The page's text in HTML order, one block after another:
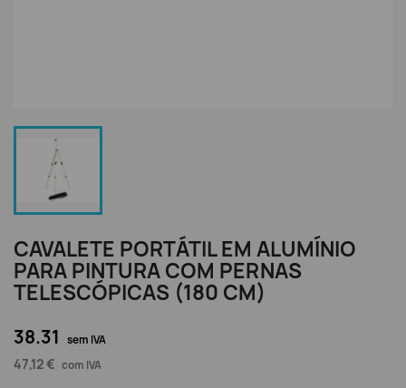
CAVALETE PORTÁTIL EM ALUMÍNIO
PARA PINTURA COM PERNAS
TELESCÓPICAS (180 CM)
38.31 sem IVA
47,12 € com IVA